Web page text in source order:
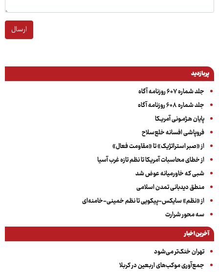
ارسال
پربازدید
جلد شماره ۶۰۷ روزنامه آگاه
جلد شماره ۶۰۸ روزنامه آگاه
پایان هـژمـونی آمریـکا
فروپاشی افسانه خلع‌سلاح
از «صبر استراتژیک» تا «مقاومت فعال»
از خطای محاسبات آمریکا تا نظم تازه غرب آسیا
شبی که خاورمیانه عوض شد
منطق دیدبانی تمدن اسلامی
از «نظم» سایکس-پیکویی تا نظم خمینی-خامنه‌ای
سه‌ محور شرارت
آخرین اخبار
تهران خنک‌تر می‌شود
جمع‌آوری موکب‌های اربعین در کربلا